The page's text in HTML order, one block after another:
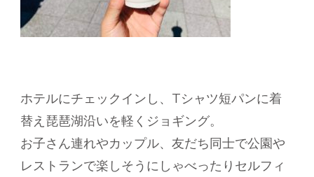
ホテルにチェックインし、Tシャツ短パンに着
替え琵琶湖沿いを軽くジョギング。
お子さん連れやカップル、友だち同士で公園や
レストランで楽しそうにしゃべったりセルフィ